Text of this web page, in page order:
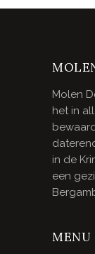
Molen
het in
in de
een
MENU